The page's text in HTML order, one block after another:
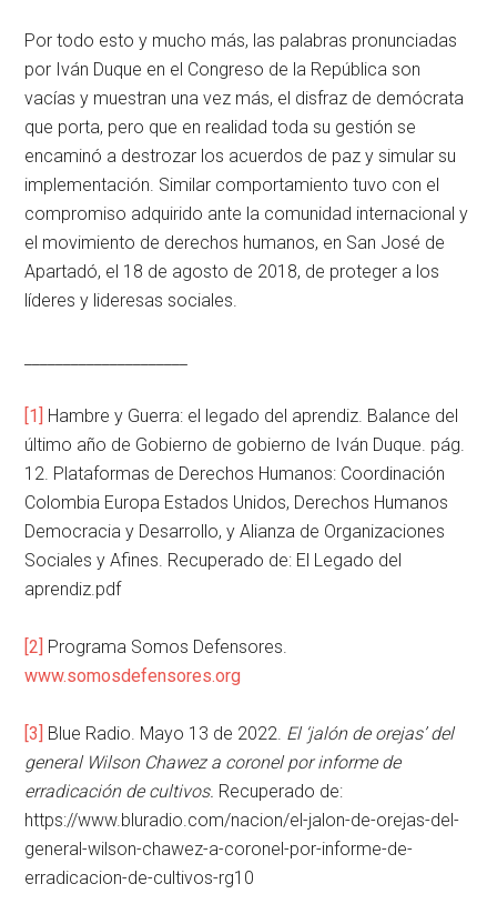
Por todo esto y mucho más, las palabras pronunciadas
por Iván Duque en el Congreso de la República son
vacías y muestran una vez más, el disfraz de demócrata
que porta, pero que en realidad toda su gestión se
encaminó a destrozar los acuerdos de paz y simular su
implementación. Similar comportamiento tuvo con el
compromiso adquirido ante la comunidad internacional y
el movimiento de derechos humanos, en San José de
Apartadó, el 18 de agosto de 2018, de proteger a los
líderes y lideresas sociales.
[1]
Hambre y Guerra: el legado del aprendiz. Balance del
último año de Gobierno de gobierno de Iván Duque. pág.
12. Plataformas de Derechos Humanos: Coordinación
Colombia Europa Estados Unidos, Derechos Humanos
Democracia y Desarrollo, y Alianza de Organizaciones
Sociales y Afines. Recuperado de: El Legado del
aprendiz.pdf
[2] Programa Somos Defensores.
www.somosdefensores.org
[3] Blue Radio. Mayo 13 de 2022. El ‘jalón de orejas’ del
general Wilson Chawez a coronel por informe de
erradicación de cultivos. Recuperado de:
https://www.bluradio.com/nacion/el-jalon-de-orejas-del-
general-wilson-chawez-a-coronel-por-informe-de-
erradicacion-de-cultivos-rg10